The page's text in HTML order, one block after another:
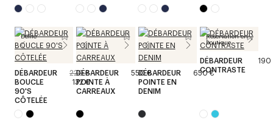
Défilé
DÉBARDEUR
BOUCLE
90'S
CÔTELÉE
220 €
132 €
DÉBARDEUR
POINTE À
CARREAUX
550 €
DÉBARDEUR
POINTE EN
DENIM
650 €
Réservation en
boutique
DÉBARDEUR
CONTRASTE
190